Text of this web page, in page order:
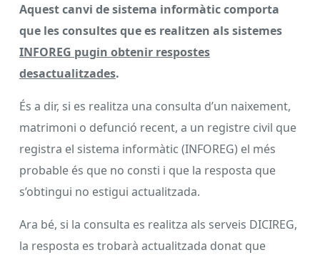
Aquest canvi de sistema informàtic comporta
que les consultes que es realitzen als sistemes
INFOREG pugin obtenir respostes
desactualitzades.
És a dir, si es realitza una consulta d’un naixement,
matrimoni o defunció recent, a un registre civil que
registra el sistema informàtic (INFOREG) el més
probable és que no consti i que la resposta que
s’obtingui no estigui actualitzada.
Ara bé, si la consulta es realitza als serveis DICIREG,
la resposta es trobarà actualitzada donat que